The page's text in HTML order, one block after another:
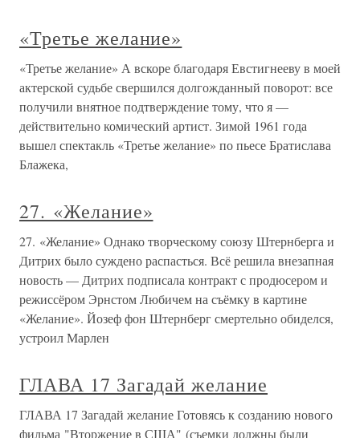
«Третье желание»
«Третье желание» А вскоре благодаря Евстигнееву в моей
актерской судьбе свершился долгожданный поворот: все
получили внятное подтверждение тому, что я —
действительно комический артист. Зимой 1961 года
вышел спектакль «Третье желание» по пьесе Братислава
Блажека,
27. «Желание»
27. «Желание» Однако творческому союзу Штернберга и
Дитрих было суждено распасться. Всё решила внезапная
новость — Дитрих подписала контракт с продюсером и
режиссёром Эрнстом Любичем на съёмку в картине
«Желание». Йозеф фон Штернберг смертельно обиделся,
устроил Марлен
ГЛАВА 17 Загадай желание
ГЛАВА 17 Загадай желание Готовясь к созданию нового
фильма "Вторжение в США" (съемки должны были